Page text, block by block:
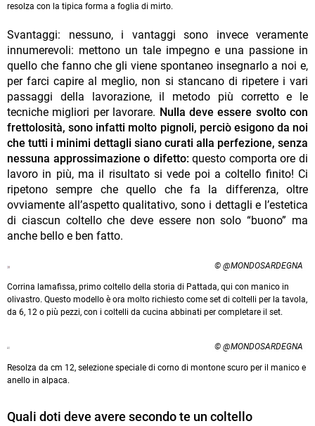
resolza con la tipica forma a foglia di mirto.
Svantaggi: nessuno, i vantaggi sono invece veramente
innumerevoli: mettono un tale impegno e una passione in
quello che fanno che gli viene spontaneo insegnarlo a noi e,
per farci capire al meglio, non si stancano di ripetere i vari
passaggi della lavorazione, il metodo più corretto e le
tecniche migliori per lavorare. Nulla deve essere svolto con
frettolosità, sono infatti molto pignoli, perciò esigono da noi
che tutti i minimi dettagli siano curati alla perfezione, senza
nessuna approssimazione o difetto:questo comporta ore di
lavoro in più, ma il risultato si vede poi a coltello finito! Ci
ripetono sempre che quello che fa la differenza, oltre
ovviamente all’aspetto qualitativo, sono i dettagli e l’estetica
di ciascun coltello che deve essere non solo “buono” ma
anche bello e ben fatto.
© @MONDOSARDEGNA
Corrina lamafissa, primo coltello della storia di Pattada, qui con manico in
olivastro. Questo modello è ora molto richiesto come set di coltelli per la tavola,
da 6, 12 o più pezzi, con i coltelli da cucina abbinati per completare il set.
© @MONDOSARDEGNA
Resolza da cm 12, selezione speciale di corno di montone scuro per il manico e
anello in alpaca.
Quali doti deve avere secondo te un coltello